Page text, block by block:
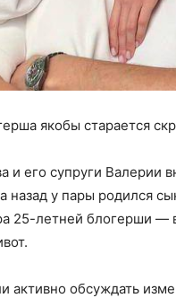
якобы старается
и его супруги Валерии
назад у пары родился
25-летней блогерши —
активно обсуждать